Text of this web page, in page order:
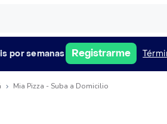
por semanas Registrarme
Mia Pizza - Suba a Domicilio